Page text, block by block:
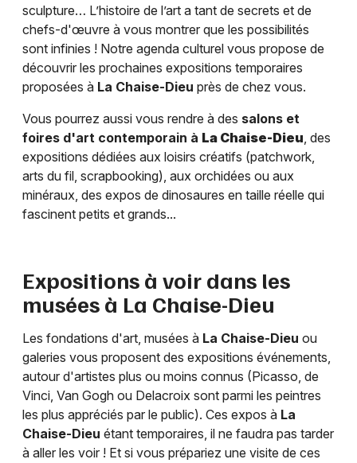
sculpture… L’histoire de l’art a tant de secrets et de
chefs-d'œuvre à vous montrer que les possibilités
sont infinies ! Notre agenda culturel vous propose de
découvrir les prochaines expositions temporaires
proposées à La Chaise-Dieu près de chez vous.
Vous pourrez aussi vous rendre à des salons et
foires d'art contemporain à La Chaise-Dieu, des
expositions dédiées aux loisirs créatifs (patchwork,
arts du fil, scrapbooking), aux orchidées ou aux
minéraux, des expos de dinosaures en taille réelle qui
fascinent petits et grands...
Expositions à voir dans les
musées à La Chaise-Dieu
Les fondations d'art, musées à La Chaise-Dieu ou
galeries vous proposent des expositions événements,
autour d'artistes plus ou moins connus (Picasso, de
Vinci, Van Gogh ou Delacroix sont parmi les peintres
les plus appréciés par le public). Ces expos à La
Chaise-Dieu étant temporaires, il ne faudra pas tarder
à aller les voir ! Et si vous prépariez une visite de ces